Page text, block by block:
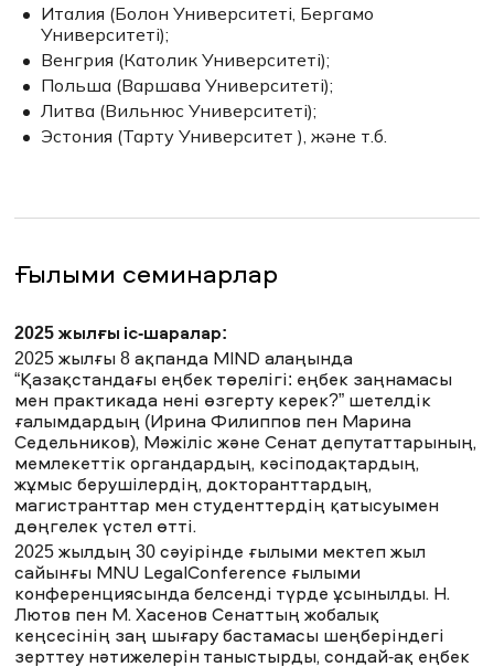
Бағдарлама 7 модульден тұрады:
– Еңбек қатынастарын реттеу. Еңбек
саласындағы шарттар: конструкциялар және
құқық қолдану;
– HR-менеджмент және кадрлық іс жүргізу
саласындағы құқықтық тәуекелдерді басқару
жүйесі;
– Еңбек саласындағы әлеуметтік әріптестік
негізіндегі сыйлықақы
– Еңбек даулары мен жанжалдарын шешу.
Біздің оқытушыларымыздың барлық
зерттелген және авторлық материалдары білім
алушылар пайдаланатын Canvas арнайы білім
беру платформасында орналастырылған.
Оларға презентациялар, сот актілері және
барлық сабақтардың бейнежазбалары кіреді.
Тыңдаушылар осы жүйеге үнемі қол жеткізе
алады, сондықтан белгілі бір сабақтар мезгіл-
мезгіл жадында жаңарып отыруы мүмкін.
Үшіншісі-ең басты ерекшелігі, бұл бағдарлама
лекторларының құрамы. Осы салада елеулі
практикалық тәжірибесі бар 7 жоғары білікті
сарапшылар қатысады. Біздің спикерлер-бұл
ғылым мен практиканың үйлесімінің сәтті
мысалы.
Муслим Хасенов, бағдарламаның авторы және
жетекшісі, еңбек құқығы саласындағы сарапшы, PhD,
Италия (Болон Университеті, Бергамо
Университеті);
Венгрия (Католик Университеті);
Польша (Варшава Университеті);
Литва (Вильнюс Университеті);
Эстония (Тарту Университет ), және т.б.
Ғылыми семинарлар
2025 жылғы іс-шаралар:
2025 жылғы 8 ақпанда MIND алаңында
“Қазақстандағы еңбек төрелігі: еңбек заңнамасы
мен практикада нені өзгерту керек?” шетелдік
ғалымдардың (Ирина Филиппов пен Марина
Седельников), Мәжіліс және Сенат депутаттарының,
мемлекеттік органдардың, кәсіподақтардың,
жұмыс берушілердің, докторанттардың,
магистранттар мен студенттердің қатысуымен
дөңгелек үстел өтті.
2025 жылдың 30 сәуірінде ғылыми мектеп жыл
сайынғы MNU LegalConference ғылыми
конференциясында белсенді түрде ұсынылды. Н.
Лютов пен М. Хасенов Сенаттың жобалық
кеңсесінің заң шығару бастамасы шеңберіндегі
зерттеу нәтижелерін таныстырды, сондай-ақ еңбек